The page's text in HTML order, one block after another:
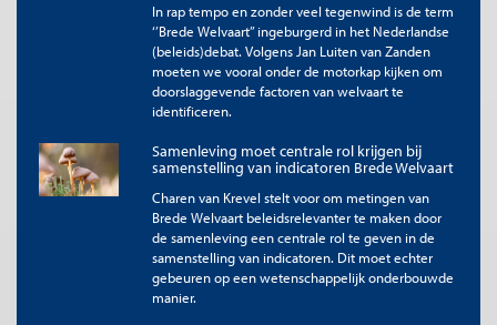
introductie van het boek waarin ze stellen: ‘ The world is facing
three existential crises: a climate crisis, an inequality crisis, and a crisis
Will we be able to prosper within our planetary
boundaries? Can a modern economy deliver shared prosperity? And
can democracies thrive if our economies fail to deliver shared
prosperity? These are critical questions, yet the accepted ways by
we might be facing a problem’(Stiglitz et al., 2019, p. xiii). Een
citaat dat anno 2025 actueler lijkt dan ooit.
Een cruciale notie daarbij is dat die optimale balans niet
objectief valt te bepalen. Dat betekent dat een één-
dimensionele indicator voor “de” brede welvaart, dus één
objectief uit te rekenen getal dat alles omvat, niet bestaat en
een zoektocht daarnaar zinloos is en louter dwaallichten zou
In rap tempo en zonder veel tegenwind is de term
‘’Brede Welvaart’’ ingeburgerd in het Nederlandse
(beleids)debat. Volgens Jan Luiten van Zanden
moeten we vooral onder de motorkap kijken om
doorslaggevende factoren van welvaart te
identificeren.
Samenleving moet centrale rol krijgen bij
samenstelling van indicatoren Brede Welvaart
Charen van Krevel stelt voor om metingen van
Brede Welvaart beleidsrelevanter te maken door
de samenleving een centrale rol te geven in de
samenstelling van indicatoren. Dit moet echter
gebeuren op een wetenschappelijk onderbouwde
manier.